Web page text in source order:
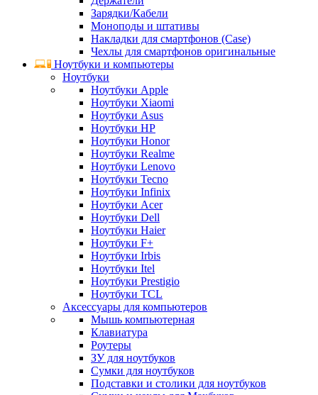
Зарядки/Кабели
Моноподы и штативы
Накладки для смартфонов (Case)
Чехлы для смартфонов оригинальные
Ноутбуки и компьютеры
Ноутбуки
Ноутбуки Apple
Ноутбуки Xiaomi
Ноутбуки Asus
Ноутбуки HP
Ноутбуки Honor
Ноутбуки Realme
Ноутбуки Lenovo
Ноутбуки Tecno
Ноутбуки Infinix
Ноутбуки Acer
Ноутбуки Dell
Ноутбуки Haier
Ноутбуки F+
Ноутбуки Irbis
Ноутбуки Itel
Ноутбуки Prestigio
Ноутбуки TCL
Аксессуары для компьютеров
Мышь компьютерная
Клавиатура
Роутеры
ЗУ для ноутбуков
Сумки для ноутбуков
Подставки и столики для ноутбуков